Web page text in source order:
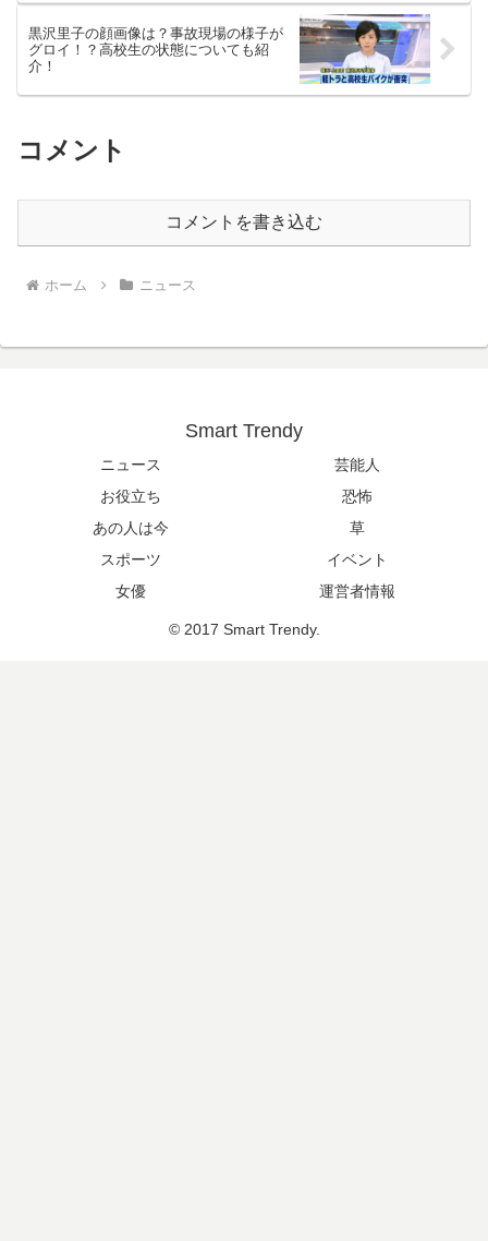
黒沢里子の顔画像は？事故現場の様子が
グロイ！？高校生の状態についても紹
介！
コメント
コメントを書き込む
ホーム ニュース
Smart Trendy
ニュース
芸能人
お役立ち
恐怖
あの人は今
草
スポーツ
イベント
女優
運営者情報
© 2017 Smart Trendy.